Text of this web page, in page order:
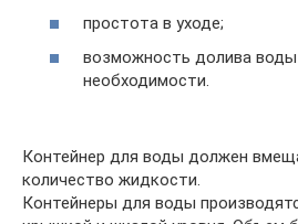
простота в уходе;
возможность долива
необходимости.
Контейнер для воды должен
количество жидкости.
Контейнеры для воды